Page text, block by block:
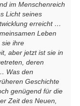
im Menschenreich
Licht seines
erreicht …
Leben
sie ihre
aber jetzt ist sie in
deren
Was den
Geschichte
genügend für die
Zeit des Neuen,